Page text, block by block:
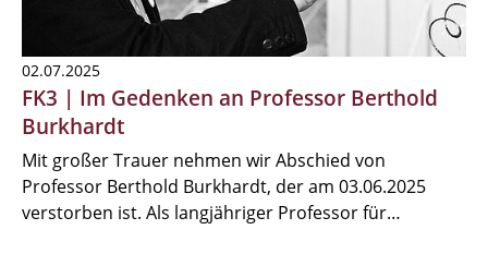
02.07.2025
FK3 | Im Gedenken an Professor Berthold
Burkhardt
Mit großer Trauer nehmen wir Abschied von
Professor Berthold Burkhardt, der am 03.06.2025
verstorben ist. Als langjähriger Professor für…